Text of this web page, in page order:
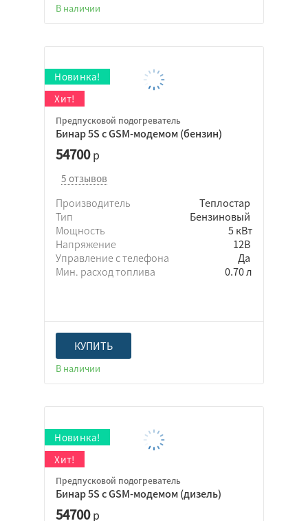
Неважно
Неважно
Автоматическое
Базовый
Отсутствует
Расширенный
В наличии
Предпусковой подогреватель
Бинар 5S с GSM-модемом (бензин)
54700р
5 отзывов
Производитель
Теплостар
Тип
Бензиновый
Мощность
5 кВт
Напряжение
12В
Управление с телефона
Да
Мин. расход топлива
0.70 л
КУПИТЬ
В наличии
Предпусковой подогреватель
Бинар 5S с GSM-модемом (дизель)
54700р